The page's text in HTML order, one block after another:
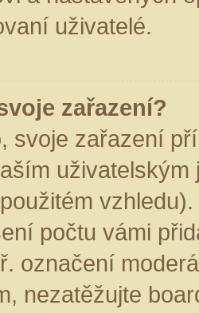
uživatelé.
zařazení?
svoje zařazení
počtu vámi
označení
nezatěžujte